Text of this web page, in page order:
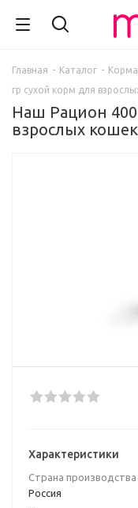
Главная - Каталог - Корма
гр сухой корм для
Наш Рацион 400
взрослых
Характеристики
Страна производства
Poccия